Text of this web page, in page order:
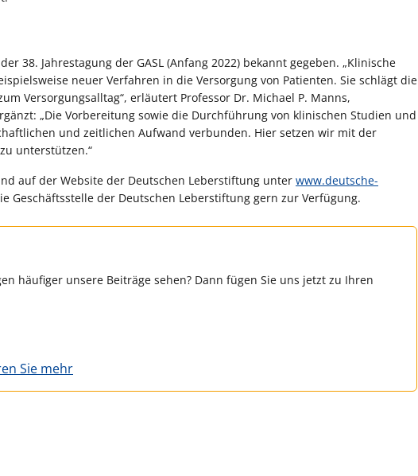
38. Jahrestagung der GASL (Anfang 2022) bekannt gegeben. „Klinische
neuer Verfahren in die Versorgung von Patienten. Sie schlägt die
Versorgungsalltag“, erläutert Professor Dr. Michael P. Manns,
„Die Vorbereitung sowie die Durchführung von klinischen Studien und
und zeitlichen Aufwand verbunden. Hier setzen wir mit der
unterstützen.“
auf der Website der Deutschen Leberstiftung unter www.deutsche-
Geschäftsstelle der Deutschen Leberstiftung gern zur Verfügung.
häufiger unsere Beiträge sehen? Dann fügen Sie uns jetzt zu Ihren
Sie mehr